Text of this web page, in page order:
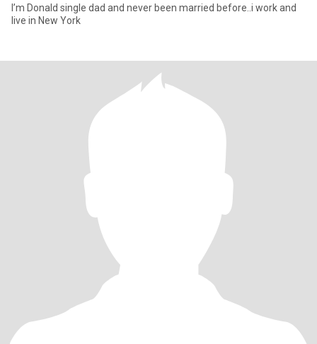
I’m Donald single dad and never been married before..i work and
live in New York